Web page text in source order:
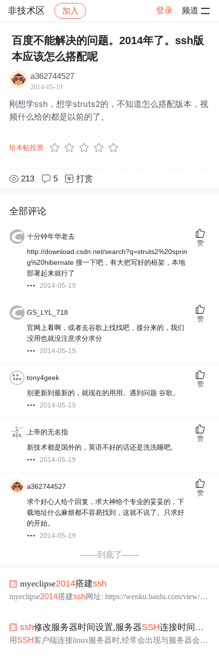
非技术区 加入 登录 频道
社区 非技术区 帖子详情
百度不能解决的问题。2014年了。ssh版
本应该怎么搭配呢
a362744527
2014-05-19
刚想学ssh，想学struts2的，不知道怎么搭配版本，视
频什么给的都是以前的了。
给本帖投票
213 5 打赏
全部评论
十分钟年华老去
http://download.csdn.net/search?q=struts2%20sprin
g%20hibernate 搜一下吧，有大把写好的框架，本地
部署起来就行了
2014-05-19
赞
GS_LYL_718
官网上看啊，或者去谷歌上找找吧，接分来的，我们
没用也就没注意求分求分
2014-05-19
赞
tony4geek
别更新到最新的，就现在的用用。遇到问题 谷歌。
2014-05-19
赞
上帝的无名指
新技术都是国外的，英语不好的话还是洗洗睡吧。
2014-05-19
赞
a362744527
求个好心人给个回复，求大神给个专业的妥妥的，下
载地址什么麻烦都不容易找到，这就不说了。只求好
的开始。
2014-05-19
赞
——到底了——
myeclipse2014搭建ssh
myeclipse2014搭建ssh网址: https://wenku.baidu.com/view/31
ssh修改服务器时间设置,服务器SSH连接时间设置
用 SSH客户端连接linux服务器时,经常会出现与服务器会话